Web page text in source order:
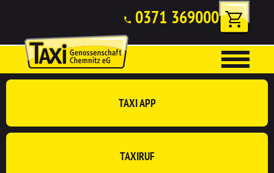
0371 369000
TAXI APP
TAXIRUF